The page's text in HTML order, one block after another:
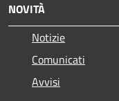
NOVITÀ
Notizie
Comunicati
Avvisi